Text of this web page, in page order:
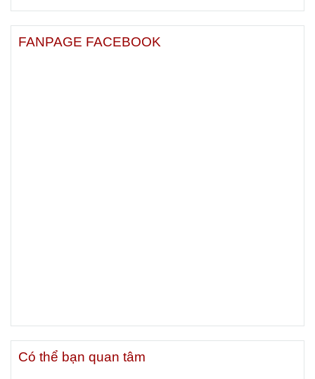
FANPAGE FACEBOOK
Có thể bạn quan tâm